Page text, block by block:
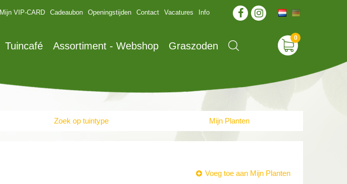
Mijn VIP-CARD Cadeaubon Openingstijden Contact Vacatures Info
Tuincafé Assortiment - Webshop Graszoden
Zoek op tuintype Mijn Planten
Voeg toe aan Mijn Planten